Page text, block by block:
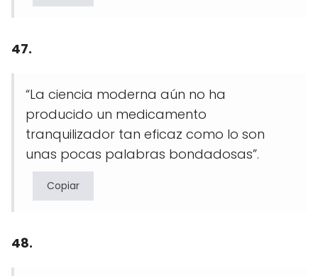
47.
“La ciencia moderna aún no ha
producido un medicamento
tranquilizador tan eficaz como lo son
unas pocas palabras bondadosas”.
Copiar
48.